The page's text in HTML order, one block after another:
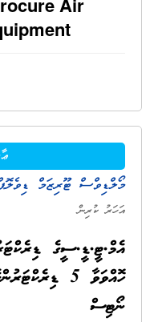
މޯލްޑިވްސް ޓޫރިޒަމް
އަހަރު ކުރިން
އެމް.ޓީ.ޑީ.ސީގެ
ހޮއްވަވާ 5
ނޯޓިސް